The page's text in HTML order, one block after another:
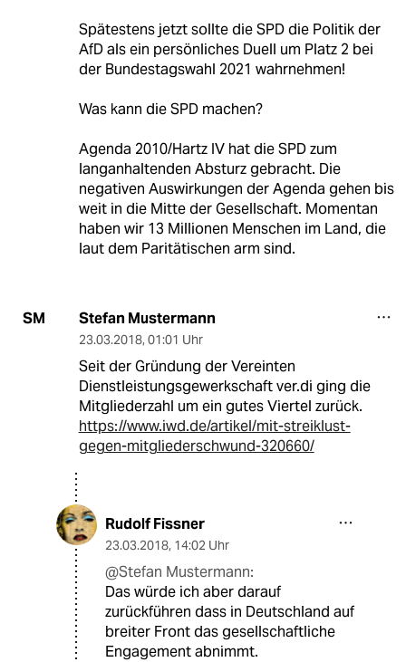
Spätestens jetzt sollte die SPD die Politik der
AfD als ein persönliches Duell um Platz 2 bei
der Bundestagswahl 2021 wahrnehmen!
Was kann die SPD machen?
Agenda 2010/Hartz IV hat die SPD zum
langanhaltenden Absturz gebracht. Die
negativen Auswirkungen der Agenda gehen bis
weit in die Mitte der Gesellschaft. Momentan
haben wir 13 Millionen Menschen im Land, die
laut dem Paritätischen arm sind.
SM Stefan Mustermann
23.03.2018, 01:01 Uhr
Seit der Gründung der Vereinten
Dienstleistungsgewerkschaft ver.di ging die
Mitgliederzahl um ein gutes Viertel zurück.
https://www.iwd.de/artikel/mit-streiklust-
gegen-mitgliederschwund-320660/
Rudolf Fissner
23.03.2018, 14:02 Uhr
@Stefan Mustermann:
Das würde ich aber darauf
zurückführen dass in Deutschland auf
breiter Front das gesellschaftliche
Engagement abnimmt.